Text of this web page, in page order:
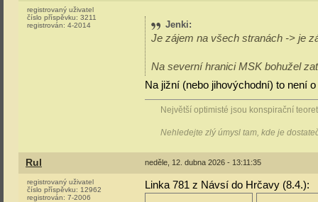
registrovaný uživatel
číslo příspěvku: 3211
registrován: 4-2014 Jenki:
Je zájem na všech stranách -> je
Na severní hranici MSK bohužel
Na jižní (nebo jihovýchodní) to není
Největší optimisté jsou konspirační
Nehledejte zlý úmysl tam, kde je
Rul neděle, 12. dubna 2026 - 13:11:35
registrovaný uživatel
číslo příspěvku: 12962
registrován: 7-2006
Linka 781 z Návsí do Hrčavy (8.4.):